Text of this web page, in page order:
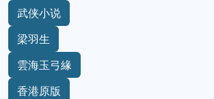
武侠小说
梁羽生
雲海玉弓緣
香港原版